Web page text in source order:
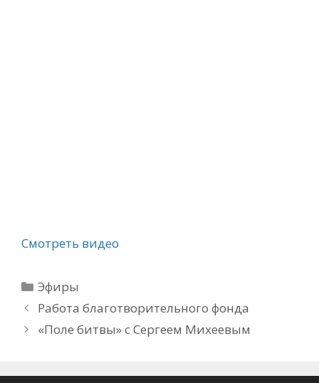
Смотреть видео
Рубрики
Эфиры
Работа благотворительного фонда
«Поле битвы» с Сергеем Михеевым